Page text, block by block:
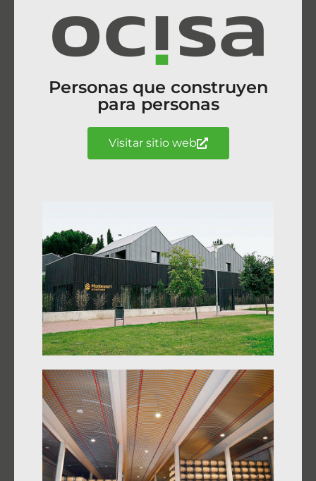
Personas que construyen
para personas
Visitar sitio web